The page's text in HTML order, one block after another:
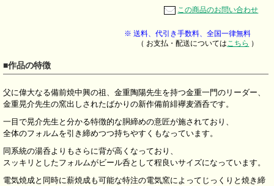
この商品のお問い合わせ
※ 送料、代引き手数料、全国一律無料
（ お支払・配送については こちら ）
■作品の特徴
父に偉大なる備前焼中興の祖、金重陶陽先生を持つ金重一門のリーダー、
金重晃介先生の窯出しされたばかりの新作備前緋襷麦酒呑です。
一目で晃介先生と分かる特徴的な胴締めの意匠が施されており、
全体のフォルムを引き締めつつ持ちやすくもなっています。
同系統の湯呑よりもさらに背が高くなっており、
スッキリとしたフォルムがビール呑として程良いサイズになっています。
電気焼成と同時に薪焼成も可能な特注の電気窯によってじっくりと焼き締